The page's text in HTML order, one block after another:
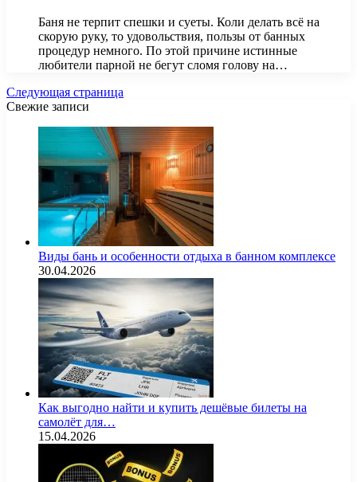
Баня не терпит спешки и суеты. Коли делать всё на
скорую руку, то удовольствия, пользы от банных
процедур немного. По этой причине истинные
любители парной не бегут сломя голову на…
Следующая страница
Свежие записи
Виды бань и особенности отдыха в банном комплексе
30.04.2026
Как выгодно найти и купить дешёвые билеты на
самолёт для…
15.04.2026